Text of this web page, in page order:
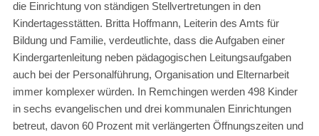
die Einrichtung von ständigen Stellvertretungen in den
Kindertagesstätten. Britta Hoffmann, Leiterin des Amts für
Bildung und Familie, verdeutlichte, dass die Aufgaben einer
Kindergartenleitung neben pädagogischen Leitungsaufgaben
auch bei der Personalführung, Organisation und Elternarbeit
immer komplexer würden. In Remchingen werden 498 Kinder
in sechs evangelischen und drei kommunalen Einrichtungen
betreut, davon 60 Prozent mit verlängerten Öffnungszeiten und